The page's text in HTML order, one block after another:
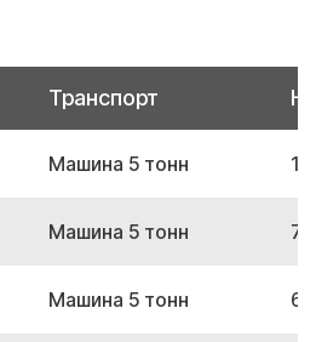
Транспорт
Машина 5 тонн
Машина 5 тонн
Машина 5 тонн